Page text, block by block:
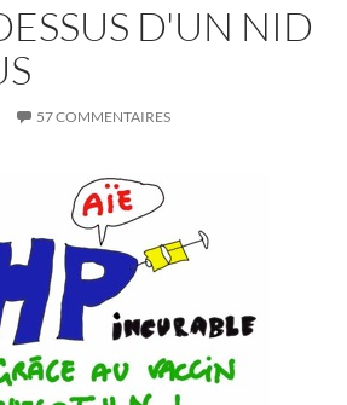
D'UN NID
57 COMMENTAIRES